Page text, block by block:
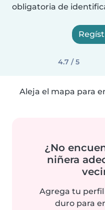
obligatoria de
4.7 / 5
Aleja el mapa para
¿No
niñera
Agrega tu
duro para